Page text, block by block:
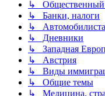
↳ Общественный
↳ Банки, налоги
↳
↳ Дневники
↳ Западная
↳ Австрия
↳ Виды
↳ Общие темы
↳ Медицина,